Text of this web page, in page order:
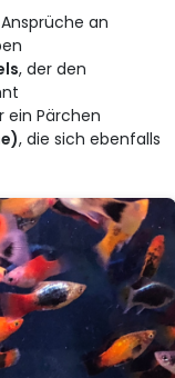
an
, der den
ein Pärchen
, die sich ebenfalls